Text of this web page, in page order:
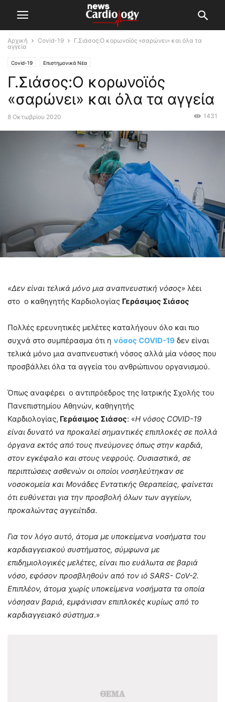
Αρχική Covid-19
Γ.Σιάσος:Ο κορωνοϊός «σαρώνει» και όλα τα
αγγεία
Covid-19 Επιστημονικά Νέα
Γ.Σιάσος:Ο κορωνοϊός
«σαρώνει» και όλα τα αγγεία
8 Οκτωβρίου 2020 1431
«Δεν είναι τελικά μόνο μια αναπνευστική νόσος» λέει
στο ο καθηγητής Καρδιολογίας Γεράσιμος Σιάσος
Πολλές ερευνητικές μελέτες καταλήγουν όλο και πιο
συχνά στο συμπέρασμα ότι η νόσος COVID-19 δεν είναι
τελικά μόνο μια αναπνευστική νόσος αλλά μία νόσος που
προσβάλλει όλα τα αγγεία του ανθρώπινου οργανισμού.
Όπως αναφέρει ο αντιπρόεδρος της Ιατρικής Σχολής του
Πανεπιστημίου Αθηνών, καθηγητής
Καρδιολογίας, Γεράσιμος Σιάσος: «Η νόσος COVID-19
είναι δυνατό να προκαλεί σημαντικές επιπλοκές σε πολλά
όργανα εκτός από τους πνεύμονες όπως στην καρδιά,
στον εγκέφαλο και στους νεφρούς. Ουσιαστικά, σε
περιπτώσεις ασθενών οι οποίοι νοσηλεύτηκαν σε
νοσοκομεία και Μονάδες Εντατικής Θεραπείας, φαίνεται
ότι ευθύνεται για την προσβολή όλων των αγγείων,
προκαλώντας αγγειίτιδα.
Για τον λόγο αυτό, άτομα με υποκείμενα νοσήματα του
καρδιαγγειακού συστήματος, σύμφωνα με
επιδημιολογικές μελέτες, είναι πιο ευάλωτα σε βαριά
νόσο, εφόσον προσβληθούν από τον ιό SARS- CoV-2.
Επιπλέον, άτομα χωρίς υποκείμενα νοσήματα τα οποία
νόσησαν βαριά, εμφάνισαν επιπλοκές κυρίως από το
καρδιαγγειακό σύστημα.»